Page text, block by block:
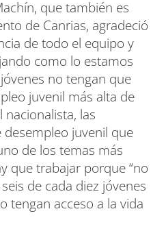
que también es
de Canrias, agradeció
de todo el equipo y
como lo estamos
no tengan que
juvenil más alta de
nacionalista, las
juvenil que
de los temas más
que trabajar porque “no
de cada diez jóvenes
tengan acceso a la vida